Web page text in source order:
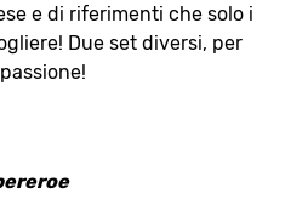
e di riferimenti che solo i
Due set diversi, per